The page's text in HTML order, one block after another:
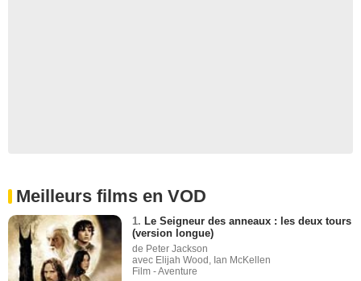
Meilleurs films en VOD
1. Le Seigneur des anneaux : les deux tours
(version longue)
de Peter Jackson
avec Elijah Wood, Ian McKellen
Film - Aventure